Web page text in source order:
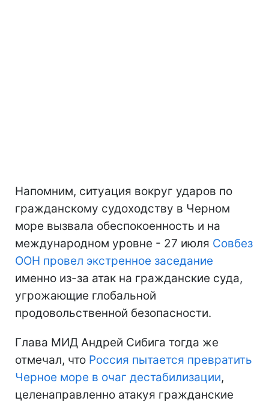
Напомним, ситуация вокруг ударов по
гражданскому судоходству в Черном
море вызвала обеспокоенность и на
международном уровне - 27 июля Совбез
ООН провел экстренное заседание
именно из-за атак на гражданские суда,
угрожающие глобальной
продовольственной безопасности.
Глава МИД Андрей Сибига тогда же
отмечал, что Россия пытается превратить
Черное море в очаг дестабилизации,
целенаправленно атакуя гражданские